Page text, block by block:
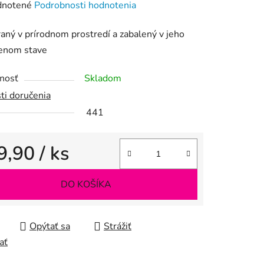
Podrobnosti hodnotenia
v prírodnom prostredí a zabalený v jeho
stave
Skladom
doručenia
441
/ ks
cena:
DO KOŠÍKA
Opýtať sa
Strážiť